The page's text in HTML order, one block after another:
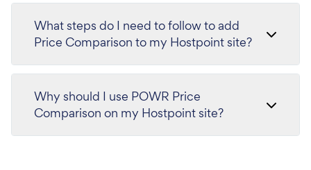
What steps do I need to follow to add
Price Comparison to my Hostpoint site?
Why should I use POWR Price
Comparison on my Hostpoint site?